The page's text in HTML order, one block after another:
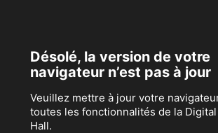
Désolé, la version de votre
navigateur n’est pas à jour
Veuillez mettre à jour votre
toutes les fonctionnalités de la
Hall.